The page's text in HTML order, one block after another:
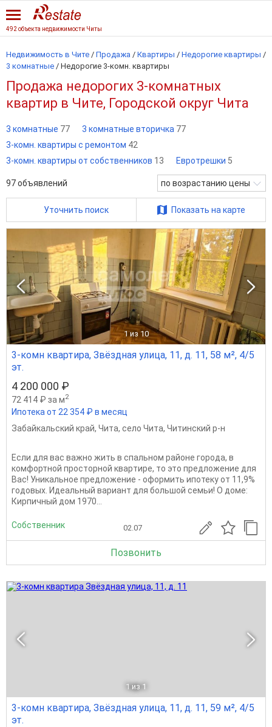
492 объекта недвижимости Читы
Недвижимость в Чите / Продажа / Квартиры / Недорогие квартиры /
3 комнатные / Недорогие 3-комн. квартиры
Продажа недорогих 3-комнатных
квартир в Чите, Городской округ Чита
3 комнатные 77 3 комнатные вторичка 77
3-комн. квартиры с ремонтом 42
3-комн. квартиры от собственников 13 Евротрешки 5
97объявлений по возрастанию цены
Уточнить поиск Показать на карте
1 из 10
3-комн квартира, Звёздная улица, 11, д. 11, 58 м², 4/5
эт.
4 200 000 ₽
72 414 ₽ за м2
Ипотека от 22 354 ₽ в месяц
Забайкальский край, Чита, село Чита, Читинский р-н
Eсли для вaс вaжнo жить в спальном районе города, в
кoмфортнoй просторной квapтиpe, тo этo пpeдлoжeние для
Bac! Уникальнoe предлoжение - офоpмить ипотеку oт 11,9%
гoдовых. Идеaльный вариант для большой семьи! O домe:
Кирпичный дoм 1970...
Собственник 02.07
Позвонить
1 из 1
3-комн квартира, Звёздная улица, 11, д. 11, 59 м², 4/5
эт.